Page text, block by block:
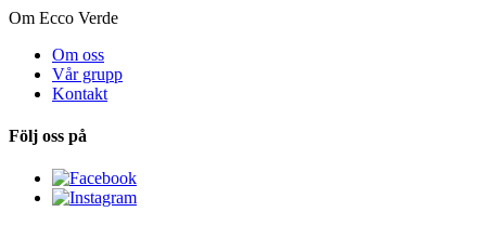
Om Ecco Verde
Om oss
Vår grupp
Kontakt
Följ oss på